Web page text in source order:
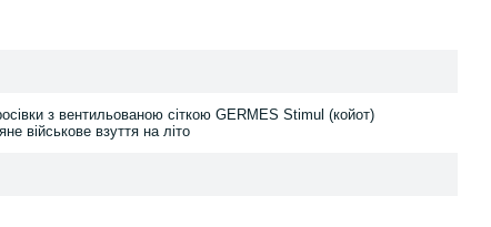
з вентильованою сіткою GERMES Stimul (койот)
військове взуття на літо